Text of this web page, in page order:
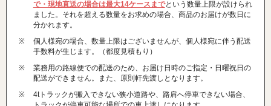
で・現地直送の場合は最大14ケースまでという数量上限が設けられ
ました。それを超える数量をお求めの場合、商品のお届けが数日に
分かれます。
個人様宛の場合、数量上限はございませんが、個人様宛に伴う配送
手数料が生じます。（都度見積もり）
業務用の路線便での配送のため、お届け日時のご指定・日曜祝日の
配送ができません。また、原則軒先渡しとなります。
4tトラックが搬入できない狭小道路や、路肩へ停車できない場合、